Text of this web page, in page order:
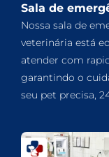
Sala de
Nossa sala de
veterinária está
atender com
garantindo o
seu pet precisa,